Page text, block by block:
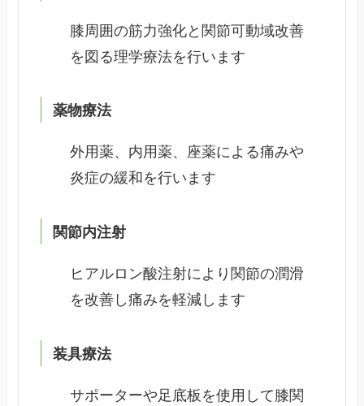
膝周囲の筋力強化と関節可動域改善
を図る理学療法を行います
薬物療法
外用薬、内用薬、座薬による痛みや
炎症の緩和を行います
関節内注射
ヒアルロン酸注射により関節の潤滑
を改善し痛みを軽減します
装具療法
サポーターや足底板を使用して膝関